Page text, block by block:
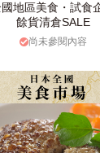
地區美食・試食
餘貨清倉SALE
尚未參閱內容